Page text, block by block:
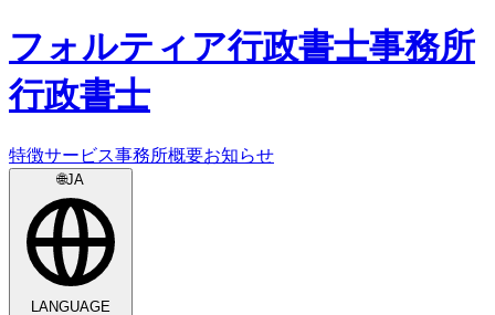
フォルティア行政書士事務所
行政書士
特徴サービス事務所概要お知らせ
🌐JA
LANGUAGE